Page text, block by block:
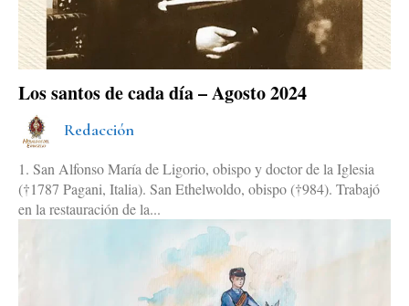
Los santos de cada día – Agosto 2024
Redacción
1. San Alfonso María de Ligorio, obispo y doctor de la Iglesia
(†1787 Pagani, Italia). San Ethelwoldo, obispo (†984). Trabajó
en la restauración de la...